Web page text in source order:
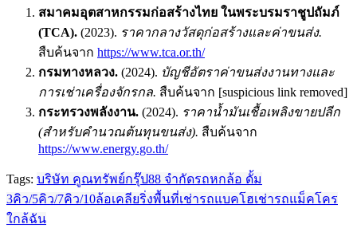
สมาคมอุตสาหกรรมก่อสร้างไทย ในพระบรมราชูปถัมภ์
(TCA). (2023). ราคากลางวัสดุก่อสร้างและค่าขนส่ง.
สืบค้นจาก https://www.tca.or.th/
กรมทางหลวง. (2024). บัญชีอัตราค่าขนส่งงานทางและ
การเช่าเครื่องจักรกล. สืบค้นจาก [suspicious link removed]
กระทรวงพลังงาน. (2024). ราคาน้ำมันเชื้อเพลิงขายปลีก
(สำหรับคำนวณต้นทุนขนส่ง). สืบค้นจาก
https://www.energy.go.th/
Tags: บริษัท คูณทรัพย์กรุ๊ป88 จำกัดรถหกล้อ ดั้ม
3คิว/5คิว/7คิว/10ล้อเคลียริ่งพื้นที่เช่ารถแบคโฮเช่ารถแม็คโคร
ใกล้ฉัน